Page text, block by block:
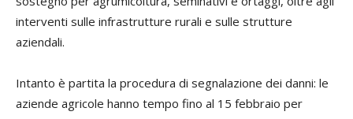
interventi sulle infrastrutture rurali e sulle strutture
aziendali.
Intanto è partita la procedura di segnalazione dei danni: le
aziende agricole hanno tempo fino al 15 febbraio per